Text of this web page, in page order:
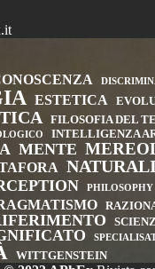
ESTETICA
FILOSOFIA DEL
INTELLIGENZA
MENTE
WITTGENSTEIN